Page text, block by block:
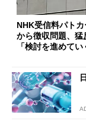
NHK受信料パト
から徴収問題、猛
「検討を進めて